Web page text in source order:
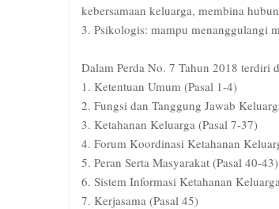
kebersamaan keluarga, membina
3. Psikologis: mampu menanggulangi
Dalam Perda No. 7 Tahun 2018 terdiri
1. Ketentuan Umum (Pasal 1-4)
2. Fungsi dan Tanggung Jawab
3. Ketahanan Keluarga (Pasal 7-37)
4. Forum Koordinasi Ketahanan
5. Peran Serta Masyarakat (Pasal 40-43)
6. Sistem Informasi Ketahanan
7. Kerjasama (Pasal 45)